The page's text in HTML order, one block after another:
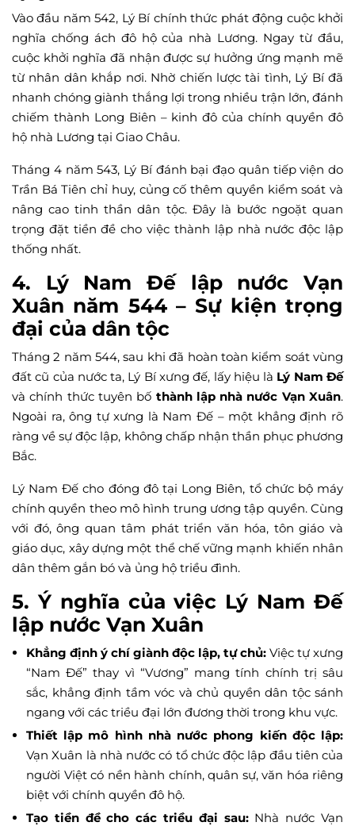
Vào đầu năm 542, Lý Bí chính thức phát động cuộc khởi
nghĩa chống ách đô hộ của nhà Lương. Ngay từ đầu,
cuộc khởi nghĩa đã nhận được sự hưởng ứng mạnh mẽ
từ nhân dân khắp nơi. Nhờ chiến lược tài tình, Lý Bí đã
nhanh chóng giành thắng lợi trong nhiều trận lớn, đánh
chiếm thành Long Biên – kinh đô của chính quyền đô
hộ nhà Lương tại Giao Châu.
Tháng 4 năm 543, Lý Bí đánh bại đạo quân tiếp viện do
Trần Bá Tiên chỉ huy, củng cố thêm quyền kiểm soát và
nâng cao tinh thần dân tộc. Đây là bước ngoặt quan
trọng đặt tiền đề cho việc thành lập nhà nước độc lập
thống nhất.
4. Lý Nam Đế lập nước Vạn
Xuân năm 544 – Sự kiện trọng
đại của dân tộc
Tháng 2 năm 544, sau khi đã hoàn toàn kiểm soát vùng
đất cũ của nước ta, Lý Bí xưng đế, lấy hiệu là Lý Nam Đế
và chính thức tuyên bố thành lập nhà nước Vạn Xuân.
Ngoài ra, ông tự xưng là Nam Đế – một khẳng định rõ
ràng về sự độc lập, không chấp nhận thần phục phương
Bắc.
Lý Nam Đế cho đóng đô tại Long Biên, tổ chức bộ máy
chính quyền theo mô hình trung ương tập quyền. Cùng
với đó, ông quan tâm phát triển văn hóa, tôn giáo và
giáo dục, xây dựng một thể chế vững mạnh khiến nhân
dân thêm gắn bó và ủng hộ triều đình.
5. Ý nghĩa của việc Lý Nam Đế
lập nước Vạn Xuân
Khẳng định ý chí giành độc lập, tự chủ: Việc tự xưng
“Nam Đế” thay vì “Vương” mang tính chính trị sâu
sắc, khẳng định tầm vóc và chủ quyền dân tộc sánh
ngang với các triều đại lớn đương thời trong khu vực.
Thiết lập mô hình nhà nước phong kiến độc lập:
Vạn Xuân là nhà nước có tổ chức độc lập đầu tiên của
người Việt có nền hành chính, quân sự, văn hóa riêng
biệt với chính quyền đô hộ.
Tạo tiền đề cho các triều đại sau:Nhà nước Vạn